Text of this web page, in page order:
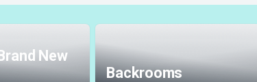
New
Backrooms